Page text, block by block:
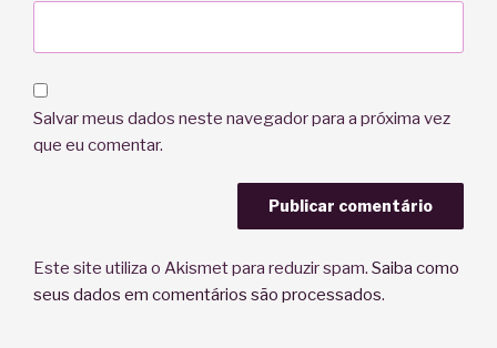
Salvar meus dados neste navegador para a próxima vez
que eu comentar.
Este site utiliza o Akismet para reduzir spam. Saiba como
seus dados em comentários são processados.